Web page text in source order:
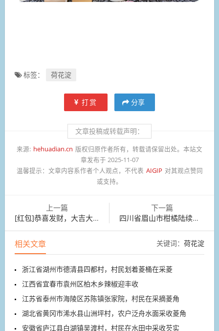
标签： 荷花淀
打赏 分享
文章投稿或转载声明：
来源: hehuadian.cn 版权归原作者所有，转载请保留出处。本站文
章发布于 2025-11-07
温馨提示： 文章内容系作者个人观点，不代表 AIGIP 对其观点赞同
或支持。
上一篇
[红包]恭喜发财，大吉大利！
下一篇
四川省眉山市柑橘陆续成熟，果农们忙着采摘柑橘
相关文章 关键词： 荷花淀
浙江省湖州市德清县四都村，村民划着菱桶在采菱
江西省宜春市袁州区柏木乡辣椒迎丰收
江苏省泰州市海陵区苏陈镇张家院，村民在采摘菱角
湖北省黄冈市浠水县山洲坪村，农户泛舟水面采收菱角
安徽省庐江县白湖镇吴渡村，村民在水田中采收芡实